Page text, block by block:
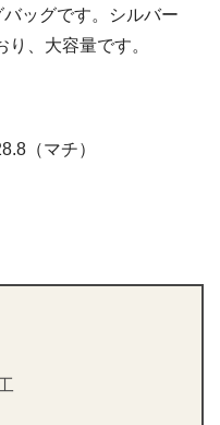
ッグです。シルバー
、大容量です。
（マチ）